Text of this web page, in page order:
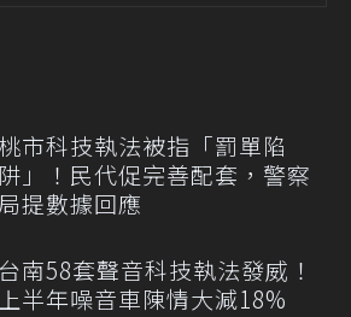
桃市科技執法被指「罰單陷
阱」！民代促完善配套，警察
局提數據回應
台南58套聲音科技執法發威！
上半年噪音車陳情大減18%